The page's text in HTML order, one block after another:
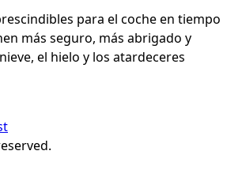
para el coche en tiempo
más seguro, más abrigado y
el hielo y los atardeceres